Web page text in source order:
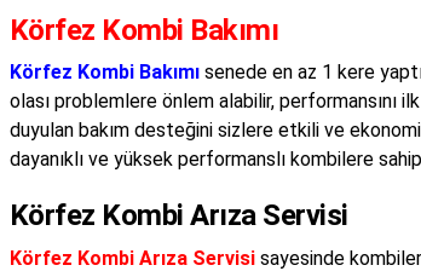
Körfez Kombi Bakımı
Körfez Kombi Bakımısenede en az 1 kere
olası problemlere önlem alabilir, performansını
duyulan bakım desteğini sizlere etkili ve
dayanıklı ve yüksek performanslı kombilere sahip
Körfez Kombi Arıza Servisi
Körfez Kombi Arıza Servisisayesinde